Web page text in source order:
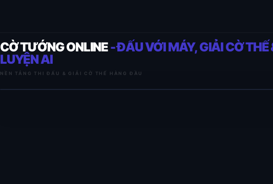
CỜ TƯỚNG ONLINE- ĐẤU VỚI MÁY, GIẢI CỜ THẾ
LUYỆN AI
NỀN TẢNG THI ĐẤU & GIẢI CỜ THẾ HÀNG ĐẦU